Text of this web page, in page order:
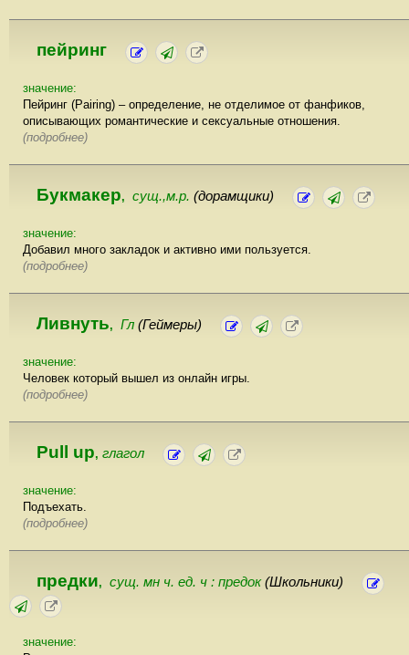
пейринг
значение:
Пейринг (Pairing) – определение, не отделимое от фанфиков,
описывающих романтические и сексуальные отношения.
(подробнее)
Букмакер, сущ.,м.р. (дорамщики)
значение:
Добавил много закладок и активно ими пользуется.
(подробнее)
Ливнуть, Гл (Геймеры)
значение:
Человек который вышел из онлайн игры.
(подробнее)
Pull up, глагол
значение:
Подъехать.
(подробнее)
предки, сущ. мн ч. ед. ч : предок(Школьники)
значение: